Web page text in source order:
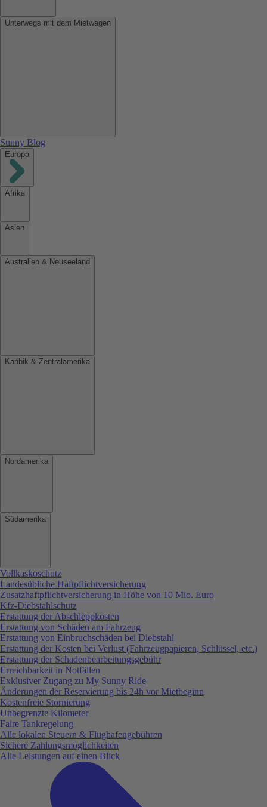
Unterwegs mit dem Mietwagen
Sunny Blog
Europa
Afrika
Asien
Australien & Neuseeland
Karibik & Zentralamerika
Nordamerika
Südamerika
Vollkaskoschutz
Landesübliche Haftpflichtversicherung
Zusatzhaftpflichtversicherung in Höhe von 10 Mio. Euro
Kfz-Diebstahlschutz
Erstattung der Abschleppkosten
Erstattung von Schäden am Fahrzeug
Erstattung von Einbruchschäden bei Diebstahl
Erstattung der Kosten bei Verlust (Fahrzeugpapieren, Schlüssel, etc.)
Erstattung der Schadenbearbeitungsgebühr
Erreichbarkeit in Notfällen
Exklusiver Zugang zu My Sunny Ride
Änderungen der Reservierung bis 24h vor Mietbeginn
Kostenfreie Stornierung
Unbegrenzte Kilometer
Faire Tankregelung
Alle lokalen Steuern & Flughafengebühren
Sichere Zahlungsmöglichkeiten
Alle Leistungen auf einen Blick